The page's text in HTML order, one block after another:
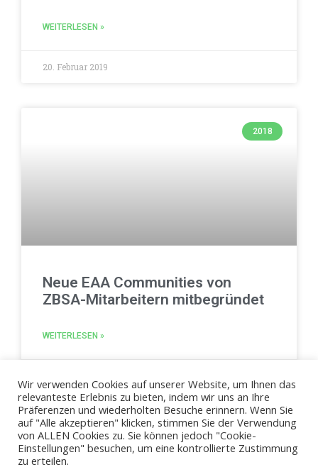
WEITERLESEN »
20. Februar 2019
2018
Neue EAA Communities von
ZBSA-Mitarbeitern mitbegründet
WEITERLESEN »
1 2 3 4 5 6 7 8 9 10 11 12
Wir verwenden Cookies auf unserer Website, um Ihnen das
relevanteste Erlebnis zu bieten, indem wir uns an Ihre
Präferenzen und wiederholten Besuche erinnern. Wenn Sie
auf "Alle akzeptieren" klicken, stimmen Sie der Verwendung
von ALLEN Cookies zu. Sie können jedoch "Cookie-
Einstellungen" besuchen, um eine kontrollierte Zustimmung
zu erteilen.